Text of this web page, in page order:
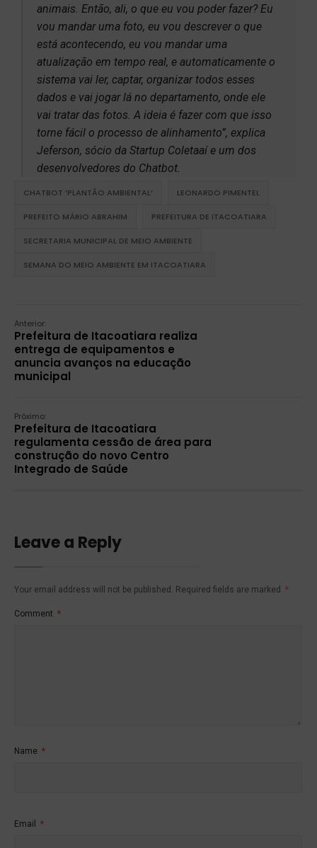
animais. Então, ali, o que eu vou poder fazer? Eu
vou mandar uma foto, eu vou descrever o que
está acontecendo, eu vou mandar uma
atualização em tempo real, e automaticamente o
sistema vai ler, captar, organizar todos esses
dados e vai jogar lá no departamento, onde ele
vai tratar das fotos. A ideia é fazer com que isso
torne fácil o processo de alinhamento”, explica
Jeferson, sócio da Startup Coletaaí e um dos
desenvolvedores do Chatbot.
CHATBOT ‘PLANTÃO AMBIENTAL’ LEONARDO PIMENTEL
PREFEITO MÁRIO ABRAHIM PREFEITURA DE ITACOATIARA
SECRETARIA MUNICIPAL DE MEIO AMBIENTE
SEMANA DO MEIO AMBIENTE EM ITACOATIARA
Anterior:
Prefeitura de Itacoatiara realiza
entrega de equipamentos e
anuncia avanços na educação
municipal
Próximo:
Prefeitura de Itacoatiara
regulamenta cessão de área para
construção do novo Centro
Integrado de Saúde
Leave a Reply
Your email address will not be published. Required fields are marked *
Comment *
Name *
Email *